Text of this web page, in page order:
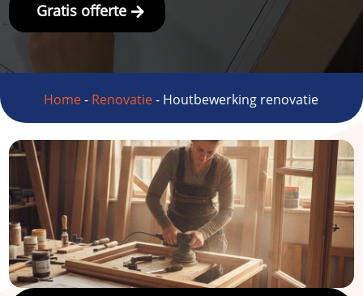
Gratis offerte
Home- Renovatie- Houtbewerking renovatie